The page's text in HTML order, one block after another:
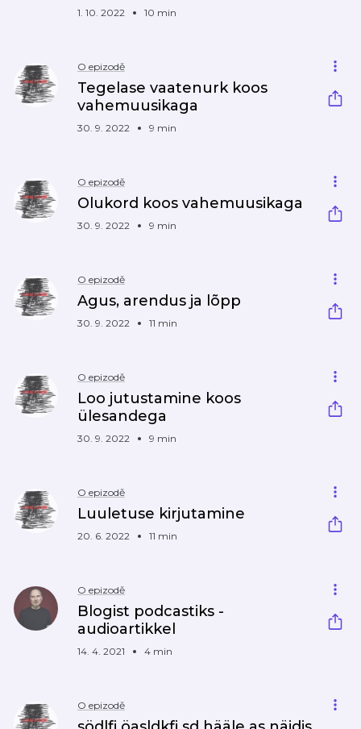
1. 10. 2022 10 min
O epizodě
Tegelase vaatenurk koos
vahemuusikaga
30. 9. 2022 9 min
O epizodě
Olukord koos vahemuusikaga
30. 9. 2022 9 min
O epizodě
Agus, arendus ja lõpp
30. 9. 2022 11 min
O epizodě
Loo jutustamine koos
ülesandega
30. 9. 2022 9 min
O epizodě
Luuletuse kirjutamine
20. 6. 2022 11 min
O epizodě
Blogist podcastiks -
audioartikkel
14. 4. 2021 4 min
O epizodě